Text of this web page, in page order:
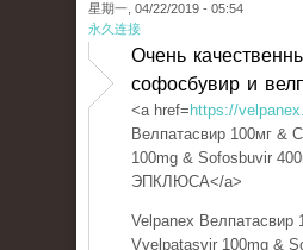
星期一, 04/22/2019 - 05:54
永久连接
Очень
софосбувир и
<a href= https://
Велпатасвир 100мг &
100mg & Sofosbuvir
ЭПКЛЮСА</a>
Velpanex Велпатасвир
Vvelpatasvir 100mg &